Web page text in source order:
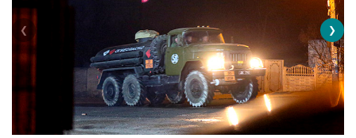
❮ ❯